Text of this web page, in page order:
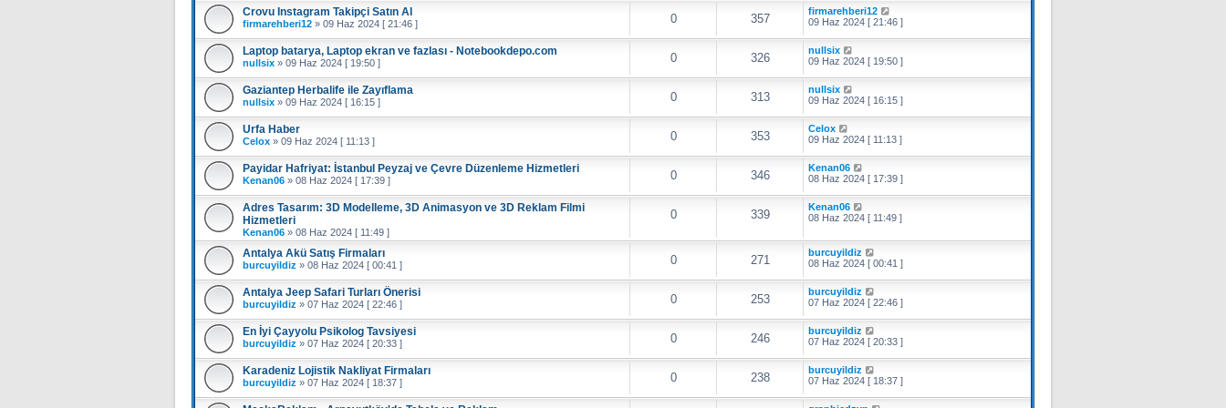
Crovu Instagram Takipçi Satın Al
firmarehberi12 » 09 Haz 2024 [ 21:46 ] 0 357
firmarehberi12
09 Haz 2024 [ 21:46 ]
Laptop batarya, Laptop ekran ve fazlası - Notebookdepo.com
nullsix » 09 Haz 2024 [ 19:50 ] 0 326
nullsix
09 Haz 2024 [ 19:50 ]
Gaziantep Herbalife ile Zayıflama
nullsix » 09 Haz 2024 [ 16:15 ] 0 313
nullsix
09 Haz 2024 [ 16:15 ]
Urfa Haber
Celox » 09 Haz 2024 [ 11:13 ] 0 353
Celox
09 Haz 2024 [ 11:13 ]
Payidar Hafriyat: İstanbul Peyzaj ve Çevre Düzenleme Hizmetleri
Kenan06 » 08 Haz 2024 [ 17:39 ] 0 346
Kenan06
08 Haz 2024 [ 17:39 ]
Adres Tasarım: 3D Modelleme, 3D Animasyon ve 3D Reklam Filmi
Hizmetleri
Kenan06 » 08 Haz 2024 [ 11:49 ]
0 339
Kenan06
08 Haz 2024 [ 11:49 ]
Antalya Akü Satış Firmaları
burcuyildiz » 08 Haz 2024 [ 00:41 ] 0 271
burcuyildiz
08 Haz 2024 [ 00:41 ]
Antalya Jeep Safari Turları Önerisi
burcuyildiz » 07 Haz 2024 [ 22:46 ] 0 253
burcuyildiz
07 Haz 2024 [ 22:46 ]
En İyi Çayyolu Psikolog Tavsiyesi
burcuyildiz » 07 Haz 2024 [ 20:33 ] 0 246
burcuyildiz
07 Haz 2024 [ 20:33 ]
Karadeniz Lojistik Nakliyat Firmaları
burcuyildiz » 07 Haz 2024 [ 18:37 ] 0 238
burcuyildiz
07 Haz 2024 [ 18:37 ]